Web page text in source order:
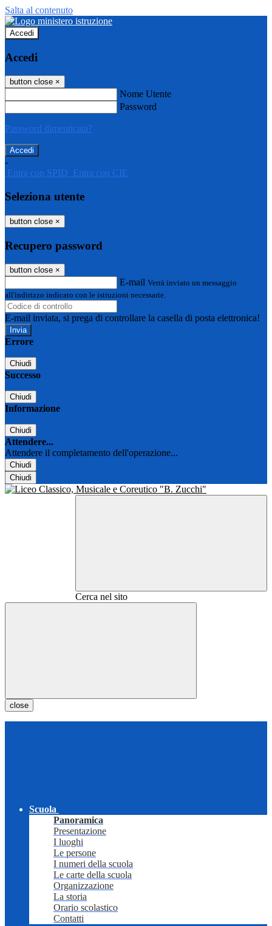
Salta al contenuto
Accedi
Accedi
button close ×
Nome Utente
Password
Password dimenticata?
-
Entra con SPID Entra con CIE
Seleziona utente
button close ×
Recupero password
button close ×
E-mail Verrà inviato un messaggio
all'indirizzo indicato con le istruzioni necessarie.
E-mail inviata, si prega di controllare la casella di posta elettronica!
Errore
Chiudi
Successo
Chiudi
Informazione
Chiudi
Attendere...
Attendere il completamento dell'operazione...
Chiudi
Chiudi
Cerca nel sito
close
Scuola
Panoramica
Presentazione
I luoghi
Le persone
I numeri della scuola
Le carte della scuola
Organizzazione
La storia
Orario scolastico
Contatti